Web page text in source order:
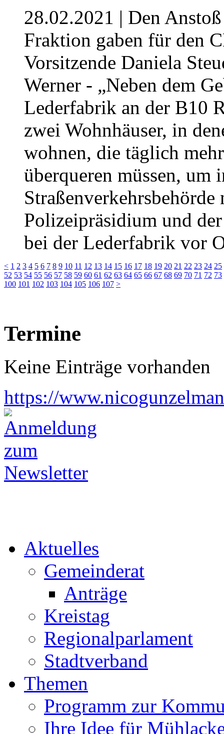
28.02.2021 | Den
Fraktion gaben für den
Vorsitzende Daniela
Werner - „Neben dem
Lederfabrik an der B10
zwei Wohnhäuser, in
wohnen, die täglich
überqueren müssen,
Polizeipräsidium und
bei der Lederfabrik vor
< 1 2 3 4 5 6 7 8 9 10 11 12 13 14 15 16 17 18 19 20 21 22 23 24 25
52 53 54 55 56 57 58 59 60 61 62 63 64 65 66 67 68 69 70 71 72 73
100 101 102 103 104 105 106 107 >
Termine
Keine Einträge vorhanden
https://
Aktuelles
Gemeinderat
Anträge
Kreistag
Regionalparlament
Stadtverband
Themen
Programm zur
Ihre Idee für